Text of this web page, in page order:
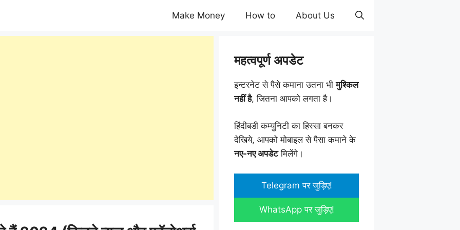
Make Money How to About Us
महत्वपूर्ण अपडेट
इन्टरनेट से पैसे कमाना उतना भीमुश्किल
नहीं है, जितना आपको लगता है।
हिंदीबडी कम्युनिटी का हिस्सा बनकर
देखिये, आपको मोबाइल से पैसा कमाने के
नए-नए अपडेटमिलेंगे।
Telegram पर जुड़िए!
WhatsApp पर जुड़िए!